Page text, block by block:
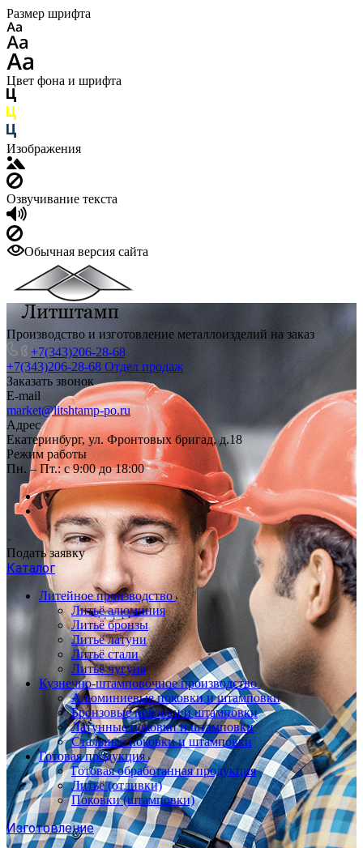
Размер шрифта
Цвет фона и шрифта
Изображения
Озвучивание текста
Обычная версия сайта
Производство и изготовление металлоизделий на заказ
+7(343)206-28-68
+7(343)206-28-68 Отдел продаж
Заказать звонок
E-mail
market@litshtamp-po.ru
Адрес
Екатеринбург, ул. Фронтовых бригад, д.18
Режим работы
Пн. – Пт.: с 9:00 до 18:00
Подать заявку
Каталог
Литейное производство
Литьё алюминия
Литьё бронзы
Литьё латуни
Литьё стали
Литьё чугуна
Кузнечно-штамповочное производство
Алюминиевые поковки и штамповки
Бронзовые поковки и штамповки
Латунные поковки и штамповки
Стальные поковки и штамповки
Готовая продукция
Готовая обработанная продукция
Литьё (отливки)
Поковки (штамповки)
Изготовление